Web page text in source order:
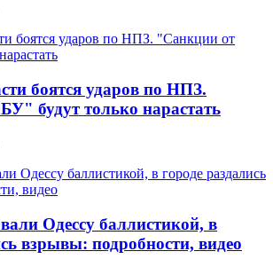
боятся ударов по НПЗ.
будут только нарастать
Одессу баллистикой, в
взрывы: подробности, видео